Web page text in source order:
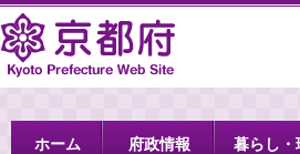
京都府
ホーム 府政情報 暮らし・